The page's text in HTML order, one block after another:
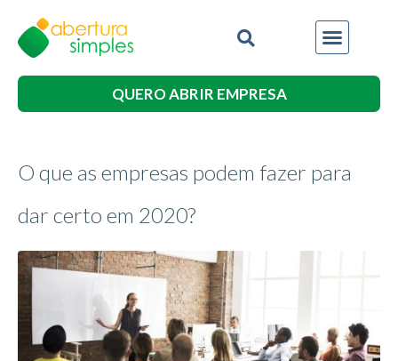
QUERO ABRIR EMPRESA
O que as empresas podem fazer para
dar certo em 2020?